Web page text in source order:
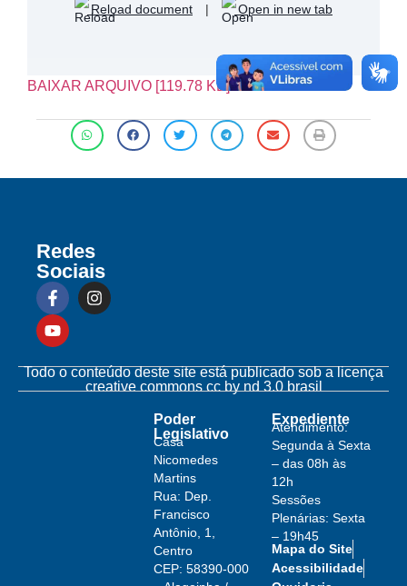
Reload document | Open in new tab
BAIXAR ARQUIVO [119.78 KB]
Redes
Sociais
Todo o conteúdo deste site está publicado sob a licença
creative commons cc by nd 3.0 brasil
Poder
Legislativo
Casa
Nicomedes
Martins
Rua: Dep.
Francisco
Antônio, 1,
Centro
CEP: 58390-000
Expediente
Atendimento:
Segunda à Sexta
– das 08h às
12h
Sessões
Plenárias: Sexta
– 19h45
Mapa do Site
Acessibilidade